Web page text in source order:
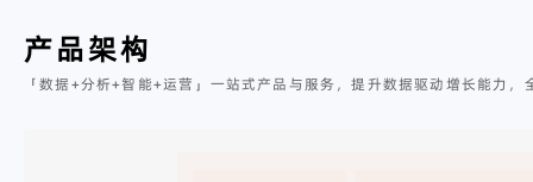
产品架构
「数据+分析+智能+运营」一站式产品与服务，提升数据驱动增长能力